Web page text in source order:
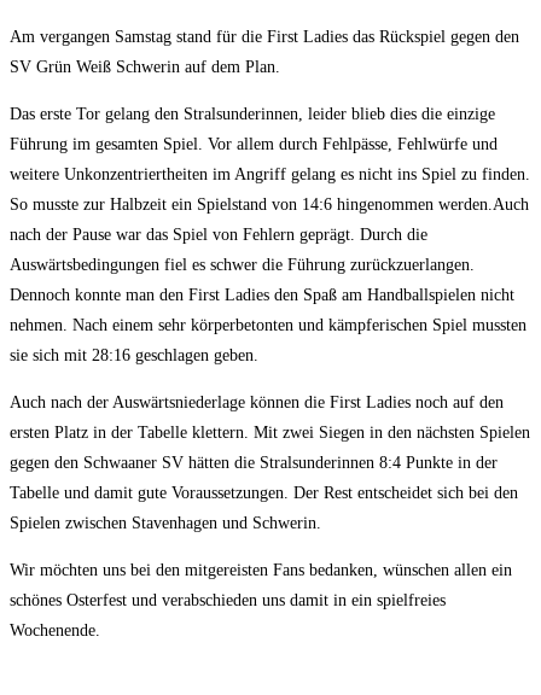
Am vergangen Samstag stand für die First Ladies das Rückspiel gegen den
SV Grün Weiß Schwerin auf dem Plan.
Das erste Tor gelang den Stralsunderinnen, leider blieb dies die einzige
Führung im gesamten Spiel. Vor allem durch Fehlpässe, Fehlwürfe und
weitere Unkonzentriertheiten im Angriff gelang es nicht ins Spiel zu finden.
So musste zur Halbzeit ein Spielstand von 14:6 hingenommen werden.Auch
nach der Pause war das Spiel von Fehlern geprägt. Durch die
Auswärtsbedingungen fiel es schwer die Führung zurückzuerlangen.
Dennoch konnte man den First Ladies den Spaß am Handballspielen nicht
nehmen. Nach einem sehr körperbetonten und kämpferischen Spiel mussten
sie sich mit 28:16 geschlagen geben.
Auch nach der Auswärtsniederlage können die First Ladies noch auf den
ersten Platz in der Tabelle klettern. Mit zwei Siegen in den nächsten Spielen
gegen den Schwaaner SV hätten die Stralsunderinnen 8:4 Punkte in der
Tabelle und damit gute Voraussetzungen. Der Rest entscheidet sich bei den
Spielen zwischen Stavenhagen und Schwerin.
Wir möchten uns bei den mitgereisten Fans bedanken, wünschen allen ein
schönes Osterfest und verabschieden uns damit in ein spielfreies
Wochenende.